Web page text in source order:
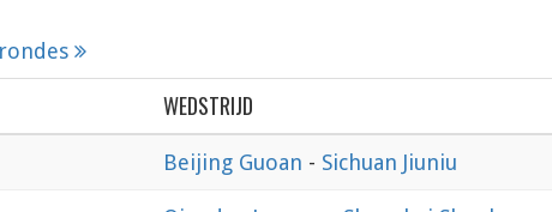
WEDSTRIJD
Beijing Guoan - Sichuan Jiuniu